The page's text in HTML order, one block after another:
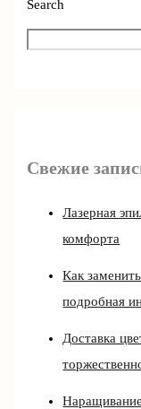
Search
Свежие
Лазерная
комфорта
Как
подробная
Доставка